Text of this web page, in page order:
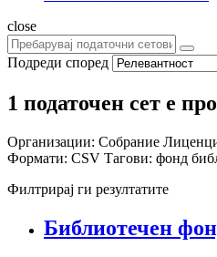
close
Подреди според
1 податочен сет е
Организации: Собрание
Формати: CSV Тагови: фонд
Филтрирај ги резултатите
Библиотечен